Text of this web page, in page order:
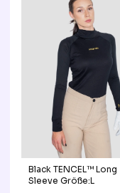
Black TENCEL™ Long
Sleeve Größe:L